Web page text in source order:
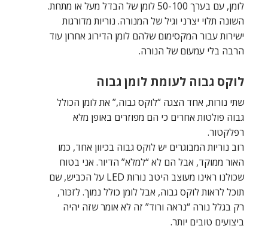
לומן, עם בערך 50-100 לומן של הבדל מעל או מתחת.
השונה תלוי יצרני וגיל של המנורה. נוריות מדורגות
ישירות עבור המקסימום שלהם לומן הדירוג אחרון עוד
הרבה בלי עמעום של הנורה.
לוקס גבוה לעומת לומן גבוה
שתי נורות, אחד הצגה “לוקס גבוה,” את לומן הכולל
גבוה פולטות אחרים כי הם מפוזרים באופן מלא
רפלקטור.
רוב נוריות המבוגרים יש לוקס גבוה בכיוון אחד, כמו
האור ממוקד, אבל הם לא “למלא” הדיור. אני בטוח
שכולנו ראינו מעוצב היטב נורות LED על הכביש, שם
תוכל לראות לוקס גבוה, אבל לומן כולל נמוך. לִזכּוֹר,
רק בגלל נורה “נראה ורוד” זה לא אומר שזה יהיה
ביצועים טובים יותר.